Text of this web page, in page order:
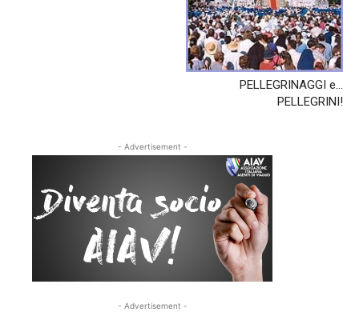
PELLEGRINAGGI e…
PELLEGRINI!
- Advertisement -
- Advertisement -